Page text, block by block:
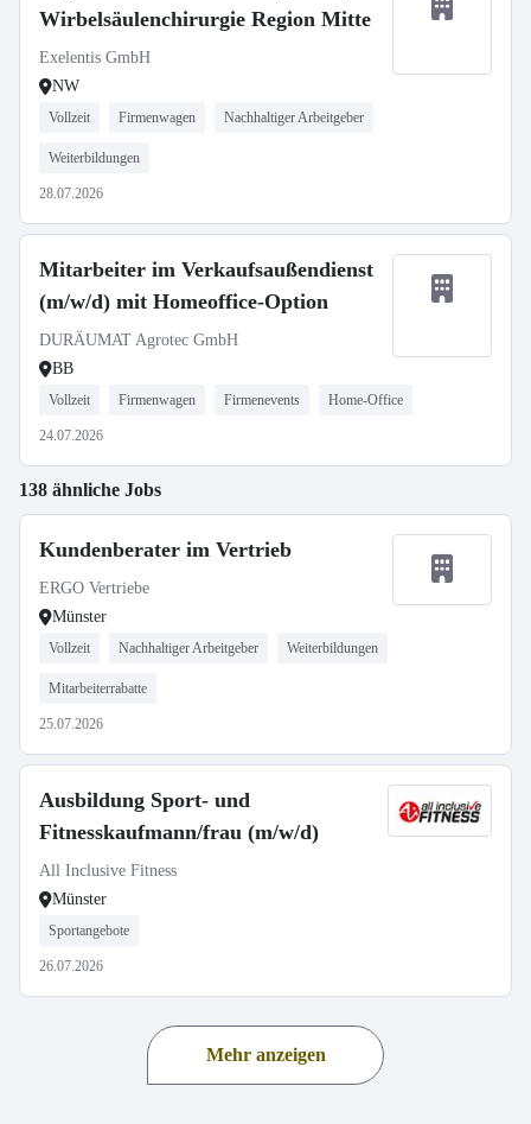
Wirbelsäulenchirurgie Region Mitte
Exelentis GmbH
NW
Vollzeit Firmenwagen Nachhaltiger Arbeitgeber
Weiterbildungen
28.07.2026
Mitarbeiter im Verkaufsaußendienst
(m/w/d) mit Homeoffice-Option
DURÄUMAT Agrotec GmbH
BB
Vollzeit Firmenwagen Firmenevents Home-Office
24.07.2026
138 ähnliche Jobs
Kundenberater im Vertrieb
ERGO Vertriebe
Münster
Vollzeit Nachhaltiger Arbeitgeber Weiterbildungen
Mitarbeiterrabatte
25.07.2026
Ausbildung Sport- und
Fitnesskaufmann/frau (m/w/d)
All Inclusive Fitness
Münster
Sportangebote
26.07.2026
Mehr anzeigen